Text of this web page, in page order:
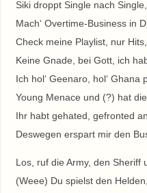
Siki droppt Single nach
Mach‘ Overtime-Business in
Check meine Playlist, nur
Keine Gnade, bei Gott, ich
Ich hol‘ Geenaro, hol‘ Ghana
Young Menace und (?) hat
Ihr habt gehated, gefronted
Deswegen erspart mir den
Los, ruf die Army, den Sheriff
(Weee) Du spielst den